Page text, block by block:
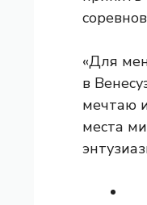
«Для
в
мечтаю
места